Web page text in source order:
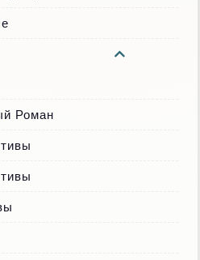
Роман